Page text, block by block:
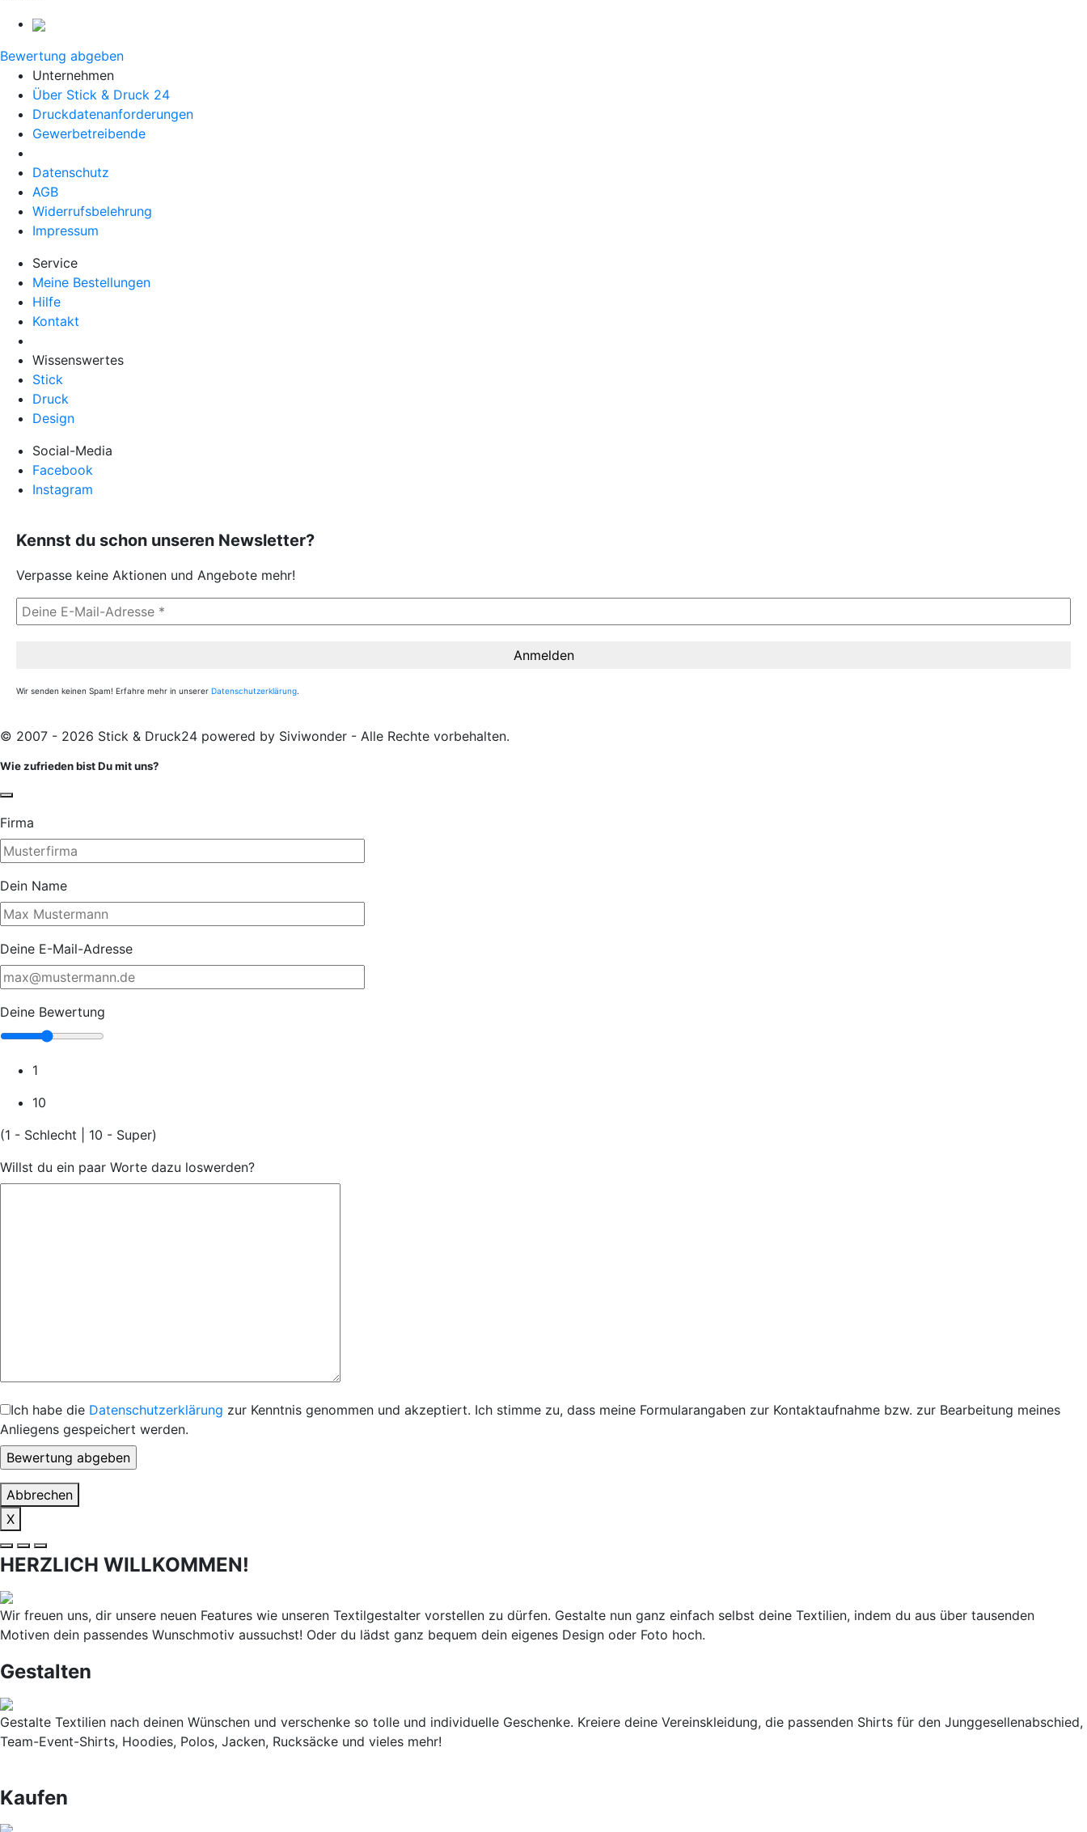
Bewertung abgeben
Unternehmen
Über Stick & Druck 24
Druckdatenanforderungen
Gewerbetreibende
Datenschutz
AGB
Widerrufsbelehrung
Impressum
Service
Meine Bestellungen
Hilfe
Kontakt
Wissenswertes
Stick
Druck
Design
Social-Media
Facebook
Instagram
Kennst du schon unseren Newsletter?
Verpasse keine Aktionen und Angebote mehr!
Wir senden keinen Spam! Erfahre mehr in unserer Datenschutzerklärung.
© 2007 - 2026 Stick & Druck24 powered by Siviwonder - Alle Rechte vorbehalten.
Wie zufrieden bist Du mit uns?
Firma
Dein Name
Deine E-Mail-Adresse
Deine Bewertung
1
10
(1 - Schlecht | 10 - Super)
Willst du ein paar Worte dazu loswerden?
Ich habe die Datenschutzerklärung zur Kenntnis genommen und akzeptiert. Ich stimme zu, dass meine Formularangaben zur Kontaktaufnahme bzw. zur Bearbeitung meines
Anliegens gespeichert werden.
Abbrechen
X
HERZLICH WILLKOMMEN!
Wir freuen uns, dir unsere neuen Features wie unseren Textilgestalter vorstellen zu dürfen. Gestalte nun ganz einfach selbst deine Textilien, indem du aus über tausenden
Motiven dein passendes Wunschmotiv aussuchst! Oder du lädst ganz bequem dein eigenes Design oder Foto hoch.
Gestalten
Gestalte Textilien nach deinen Wünschen und verschenke so tolle und individuelle Geschenke. Kreiere deine Vereinskleidung, die passenden Shirts für den Junggesellenabschied,
Team-Event-Shirts, Hoodies, Polos, Jacken, Rucksäcke und vieles mehr!
Kaufen